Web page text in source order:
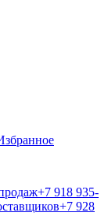
+7 918 935-
+7 928